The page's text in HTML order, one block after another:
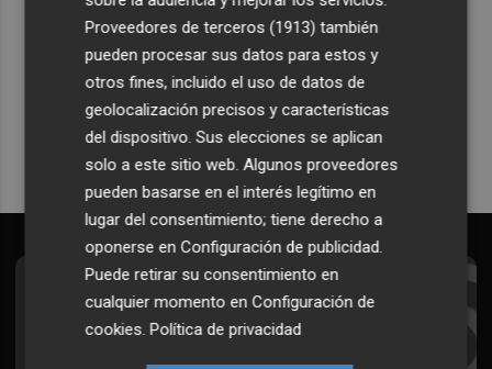
Recibe toda la actualidad de
Plaza Podcast en tu correo
Quiero suscribirme
Suscríbete al Boletín
Todos los días a primera hora en tu email
Proveedores de terceros (1913) también
pueden procesar sus datos para estos y
otros fines, incluido el uso de datos de
geolocalización precisos y características
del dispositivo. Sus elecciones se aplican
solo a este sitio web. Algunos proveedores
pueden basarse en el interés legítimo en
lugar del consentimiento; tiene derecho a
oponerse enConfiguración de publicidad.
Puede retirar su consentimiento en
cualquier momento enConfiguración de
cookies.Política de privacidad